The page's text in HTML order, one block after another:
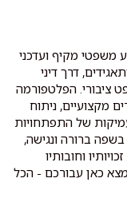
משפטי מקיף ועדכני
דרך דיני
ציבורי. הפלטפורמה
מקצועיים, ניתוח
של התפתחויות
ברורה ונגישה,
וחובותיו
כאן עבורכם - הכל